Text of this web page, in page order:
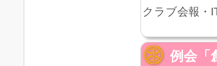
クラブ会報・
例会「